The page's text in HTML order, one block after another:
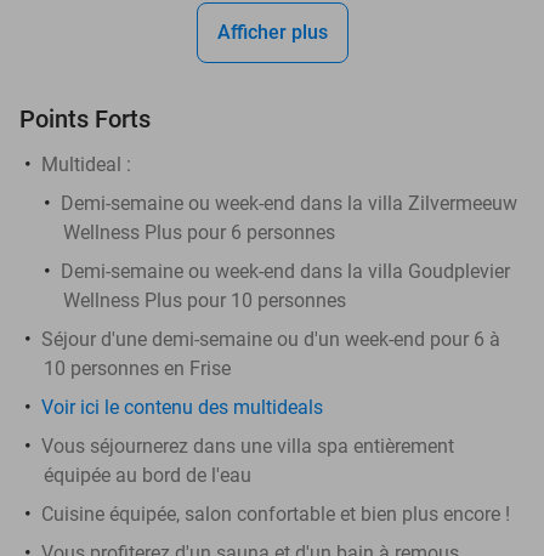
Afficher plus
Points Forts
Multideal :
Demi-semaine ou week-end dans la villa Zilvermeeuw
Wellness Plus pour 6 personnes
Demi-semaine ou week-end dans la villa Goudplevier
Wellness Plus pour 10 personnes
Séjour d'une demi-semaine ou d'un week-end pour 6 à
10 personnes en Frise
Voir ici le contenu des multideals
Vous séjournerez dans une villa spa entièrement
équipée au bord de l'eau
Cuisine équipée, salon confortable et bien plus encore !